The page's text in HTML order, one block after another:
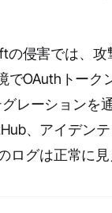
侵害では、
でOAuthトー
レーションを
、アイデン
グは正常に見